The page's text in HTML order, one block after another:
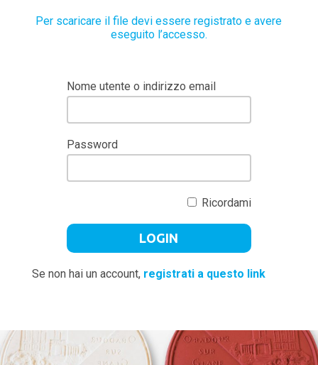
Per scaricare il file devi essere registrato e avere
eseguito l’accesso.
Nome utente o indirizzo email
Password
Ricordami
Se non hai un account, registrati a questo link